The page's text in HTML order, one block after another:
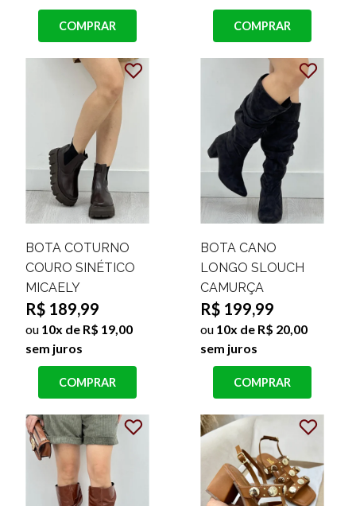
COMPRAR COMPRAR
BOTA COTURNO
COURO SINÉTICO
MICAELY
R$ 189,99
ou 10x de R$ 19,00
sem juros
COMPRAR
BOTA CANO
LONGO SLOUCH
CAMURÇA
R$ 199,99
ou 10x de R$ 20,00
sem juros
COMPRAR